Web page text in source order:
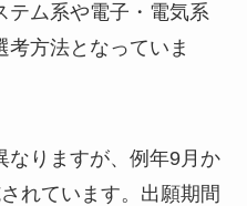
テム系や電子・電気系
方法となっていま
なりますが、例年9月か
れています。出願期間